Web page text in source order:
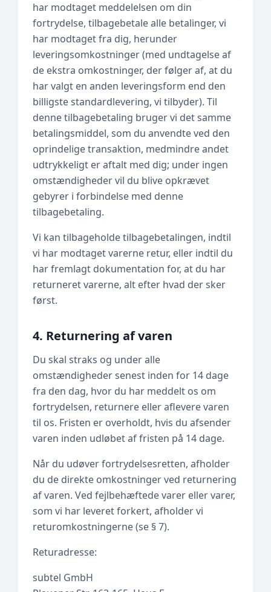
har modtaget meddelelsen om din
fortrydelse, tilbagebetale alle betalinger, vi
har modtaget fra dig, herunder
leveringsomkostninger (med undtagelse af
de ekstra omkostninger, der følger af, at du
har valgt en anden leveringsform end den
billigste standardlevering, vi tilbyder). Til
denne tilbagebetaling bruger vi det samme
betalingsmiddel, som du anvendte ved den
oprindelige transaktion, medmindre andet
udtrykkeligt er aftalt med dig; under ingen
omstændigheder vil du blive opkrævet
gebyrer i forbindelse med denne
tilbagebetaling.
Vi kan tilbageholde tilbagebetalingen, indtil
vi har modtaget varerne retur, eller indtil du
har fremlagt dokumentation for, at du har
returneret varerne, alt efter hvad der sker
først.
4. Returnering af varen
Du skal straks og under alle
omstændigheder senest inden for 14 dage
fra den dag, hvor du har meddelt os om
fortrydelsen, returnere eller aflevere varen
til os. Fristen er overholdt, hvis du afsender
varen inden udløbet af fristen på 14 dage.
Når du udøver fortrydelsesretten, afholder
du de direkte omkostninger ved returnering
af varen. Ved fejlbehæftede varer eller varer,
som vi har leveret forkert, afholder vi
returomkostningerne (se § 7).
Returadresse:
subtel GmbH